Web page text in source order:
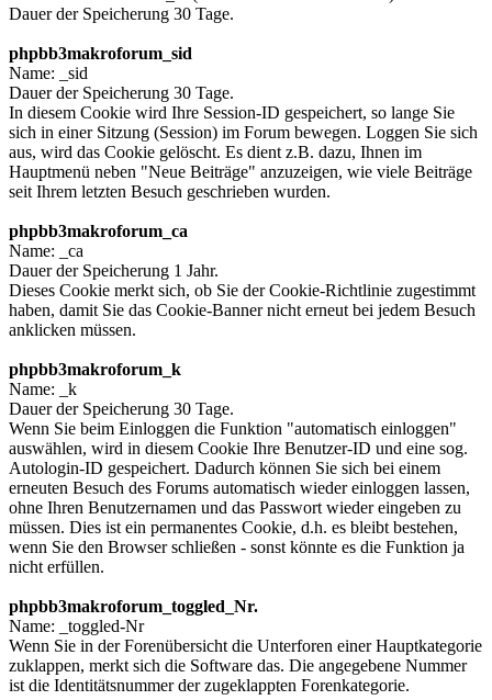
Dauer der Speicherung 30 Tage.
phpbb3makroforum_sid
Name: _sid
Dauer der Speicherung 30 Tage.
In diesem Cookie wird Ihre Session-ID gespeichert, so lange Sie
sich in einer Sitzung (Session) im Forum bewegen. Loggen Sie sich
aus, wird das Cookie gelöscht. Es dient z.B. dazu, Ihnen im
Hauptmenü neben "Neue Beiträge" anzuzeigen, wie viele Beiträge
seit Ihrem letzten Besuch geschrieben wurden.
phpbb3makroforum_ca
Name: _ca
Dauer der Speicherung 1 Jahr.
Dieses Cookie merkt sich, ob Sie der Cookie-Richtlinie zugestimmt
haben, damit Sie das Cookie-Banner nicht erneut bei jedem Besuch
anklicken müssen.
phpbb3makroforum_k
Name: _k
Dauer der Speicherung 30 Tage.
Wenn Sie beim Einloggen die Funktion "automatisch einloggen"
auswählen, wird in diesem Cookie Ihre Benutzer-ID und eine sog.
Autologin-ID gespeichert. Dadurch können Sie sich bei einem
erneuten Besuch des Forums automatisch wieder einloggen lassen,
ohne Ihren Benutzernamen und das Passwort wieder eingeben zu
müssen. Dies ist ein permanentes Cookie, d.h. es bleibt bestehen,
wenn Sie den Browser schließen - sonst könnte es die Funktion ja
nicht erfüllen.
phpbb3makroforum_toggled_Nr.
Name: _toggled-Nr
Wenn Sie in der Forenübersicht die Unterforen einer Hauptkategorie
zuklappen, merkt sich die Software das. Die angegebene Nummer
ist die Identitätsnummer der zugeklappten Forenkategorie.